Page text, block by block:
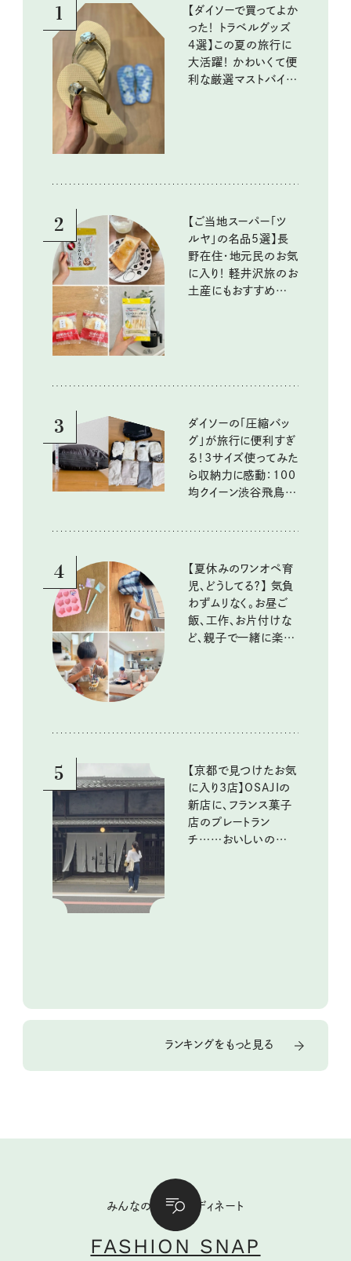
1
【ダイソーで買ってよか
った！ トラベルグッズ
4選】この夏の旅行に
大活躍！ かわいくて便
利な厳選マストバイア
2
【ご当地スーパー「ツ
ルヤ」の名品5選】長
野在住・地元民のお気
に入り！ 軽井沢旅のお
土産にもおすすめのお
3
ダイソーの「圧縮バッ
グ」が旅行に便利すぎ
る！3サイズ使ってみた
ら収納力に感動：100
均クイーン渋谷飛鳥の
4
【夏休みのワンオペ育
児、どうしてる？】 気負
わずムリなく。お昼ご
飯、工作、お片付けな
ど、親子で一緒に楽し
5
【京都で見つけたお気
に入り3店】OSAJIの
新店に、フランス菓子
店のプレートラン
チ……おいしいのんび
ランキングをもっと見る
みんなの私服コーディネート
FASHION SNAP